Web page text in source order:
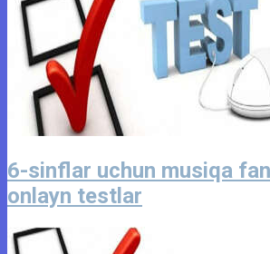
6-sinflar uchun musiqa
onlayn testlar